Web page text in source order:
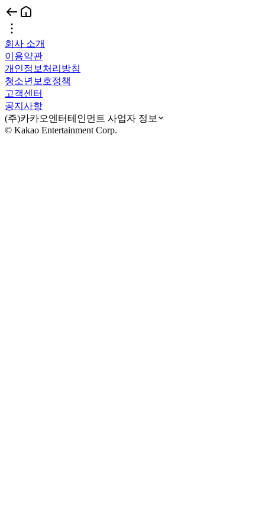
회사 소개
이용약관
개인정보처리방침
청소년보호정책
고객센터
공지사항
(주)카카오엔터테인먼트 사업자 정보
© Kakao Entertainment Corp.